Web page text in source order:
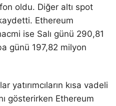
oldu. Diğer altı spot
kaydetti. Ethereum
ise Salı günü 290,81
günü 197,82 milyon
yatırımcıların kısa vadeli
gösterirken Ethereum